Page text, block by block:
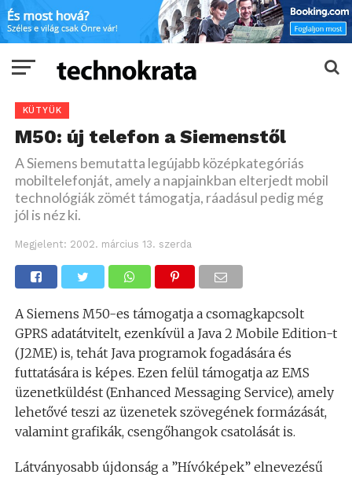
KÜTYÜK
M50: új telefon a Siemenstől
A Siemens bemutatta legújabb középkategóriás
mobiltelefonját, amely a napjainkban elterjedt mobil
technológiák zömét támogatja, ráadásul pedig még
jól is néz ki.
Megjelent: 2002. március 13. szerda
A Siemens M50-es támogatja a csomagkapcsolt
GPRS adatátvitelt, ezenkívül a Java 2 Mobile Edition-t
(J2ME) is, tehát Java programok fogadására és
futtatására is képes. Ezen felül támogatja az EMS
üzenetküldést (Enhanced Messaging Service), amely
lehetővé teszi az üzenetek szövegének formázását,
valamint grafikák, csengőhangok csatolását is.
Látványosabb újdonság a ”Hívóképek” elnevezésű